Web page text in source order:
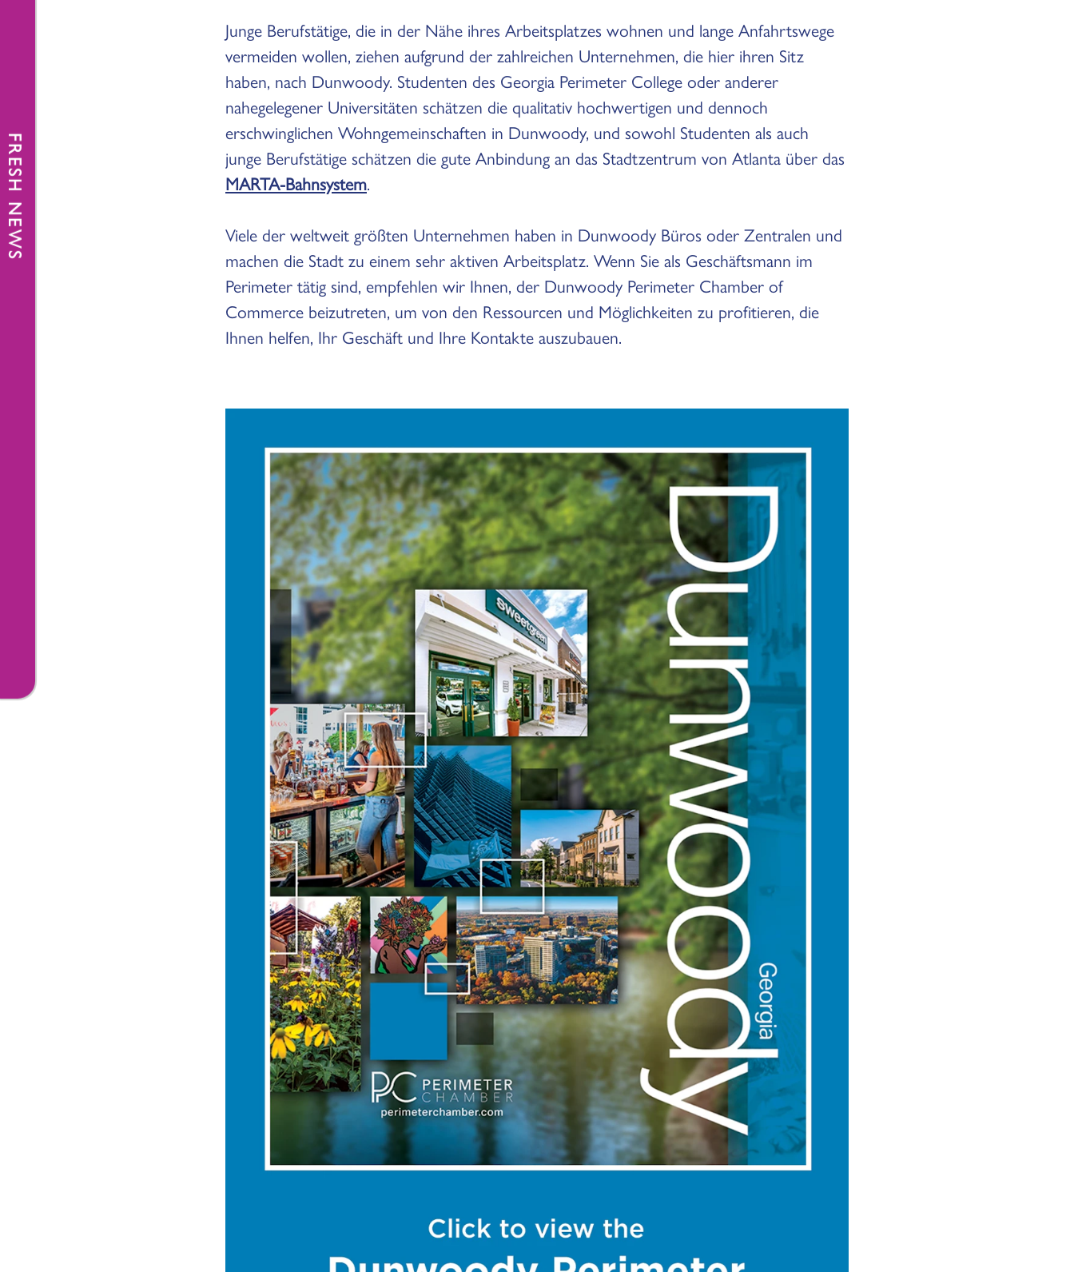
Junge Berufstätige, die in der Nähe ihres Arbeitsplatzes wohnen und lange Anfahrtswege
vermeiden wollen, ziehen aufgrund der zahlreichen Unternehmen, die hier ihren Sitz
haben, nach Dunwoody. Studenten des Georgia Perimeter College oder anderer
nahegelegener Universitäten schätzen die qualitativ hochwertigen und dennoch
erschwinglichen Wohngemeinschaften in Dunwoody, und sowohl Studenten als auch
junge Berufstätige schätzen die gute Anbindung an das Stadtzentrum von Atlanta über das
MARTA-Bahnsystem.
Viele der weltweit größten Unternehmen haben in Dunwoody Büros oder Zentralen und
machen die Stadt zu einem sehr aktiven Arbeitsplatz. Wenn Sie als Geschäftsmann im
Perimeter tätig sind, empfehlen wir Ihnen, der Dunwoody Perimeter Chamber of
Commerce beizutreten, um von den Ressourcen und Möglichkeiten zu profitieren, die
Ihnen helfen, Ihr Geschäft und Ihre Kontakte auszubauen.
FRESH NEWS